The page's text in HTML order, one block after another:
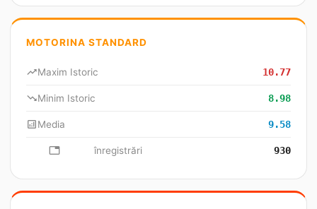
MOTORINA STANDARD
trending_upMaxim Istoric 10.77
trending_downMinim Istoric 8.98
analyticsMedia 9.58
database înregistrări 930